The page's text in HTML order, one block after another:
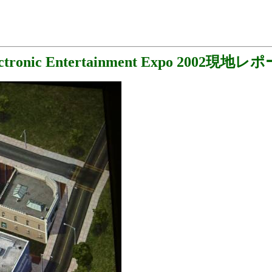
Entertainment Expo 2002現地レポ